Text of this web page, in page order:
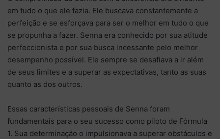
em tudo o que ele fazia. Ele buscava constantemente a
perfeição e se esforçava para ser o melhor em tudo o que
se propunha a fazer. Senna era conhecido por sua atitude
perfeccionista e por sua busca incessante pelo melhor
desempenho possível. Ele sempre se desafiava a ir além
de seus limites e a superar as expectativas, tanto as suas
quanto as dos outros.
Essas características pessoais de Senna foram
fundamentais para o seu sucesso como piloto de Fórmula
1. Sua determinação o impulsionava a superar obstáculos e